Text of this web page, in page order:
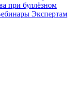
при буллёзном
Экспертам